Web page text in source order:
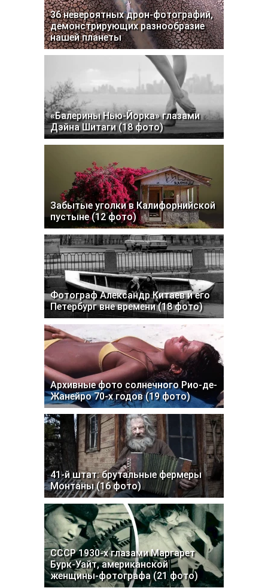
36 невероятных дрон-фотографий,
демонстрирующих разнообразие
нашей планеты
«Балерины Нью-Йорка» глазами
Дэйна Шитаги (18 фото)
Забытые уголки в Калифорнийской
пустыне (12 фото)
Фотограф Александр Китаев и его
Петербург вне времени (18 фото)
Архивные фото солнечного Рио-де-
Жанейро 70-х годов (19 фото)
41-й штат: брутальные фермеры
Монтаны (16 фото)
СССР 1930-х глазами Маргарет
Бурк-Уайт, американской
женщины-фотографа (21 фото)